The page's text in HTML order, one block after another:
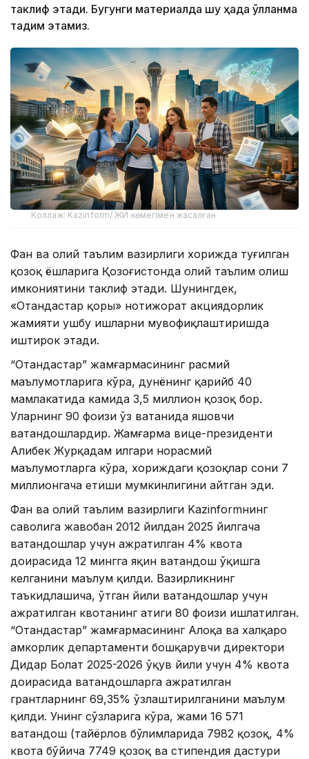
таклиф этади. Бугунги материалда шу ҳақда қўлланма
тақдим этамиз.
Коллаж: Kazinform/ ЖИ көмегімен жасалған
Фан ва олий таълим вазирлиги хорижда туғилган
қозоқ ёшларига Қозоғистонда олий таълим олиш
имкониятини таклиф этади. Шунингдек,
«Отандастар қоры» нотижорат акциядорлик
жамияти ушбу ишларни мувофиқлаштиришда
иштирок этади.
“Отандастар” жамғармасининг расмий
маълумотларига кўра, дунёнинг қарийб 40
мамлакатида камида 3,5 миллион қозоқ бор.
Уларнинг 90 фоизи ўз ватанида яшовчи
ватандошлардир. Жамғарма вице-президенти
Алибек Журқадам илгари норасмий
маълумотларга кўра, хориждаги қозоқлар сони 7
миллионгача етиши мумкинлигини айтган эди.
Фан ва олий таълим вазирлиги Kazinformнинг
саволига жавобан 2012 йилдан 2025 йилгача
ватандошлар учун ажратилган 4% квота
доирасида 12 мингга яқин ватандош ўқишга
келганини маълум қилди. Вазирликнинг
таъкидлашича, ўтган йили ватандошлар учун
ажратилган квотанинг атиги 80 фоизи ишлатилган.
“Отандастар” жамғармасининг Алоқа ва халқаро
ҳамкорлик департаменти бошқарувчи директори
Дидар Болат 2025-2026 ўқув йили учун 4% квота
доирасида ватандошларга ажратилган
грантларнинг 69,35% ўзлаштирилганини маълум
қилди. Унинг сўзларига кўра, жами 16 571
ватандош (тайёрлов бўлимларида 7982 қозоқ, 4%
квота бўйича 7749 қозоқ ва стипендия дастури